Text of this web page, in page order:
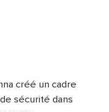
créé un cadre
sécurité dans